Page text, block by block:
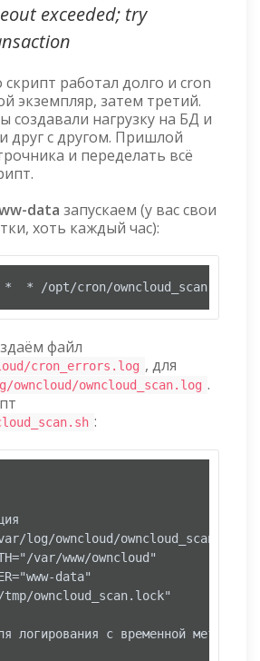
exceeded; try
скрипт работал долго и cron
экземпляр, затем третий.
создавали нагрузку на БД и
друг с другом. Пришлой
и переделать всё
data запускаем (у вас свои
хоть каждый час):
* /opt/cron/owncloud_scan.sh 2>/
файл
cron_errors.log , для
owncloud/owncloud_scan.log .
:
var/log/owncloud/owncloud_scan.log"
var/www/owncloud"
data"
tmp/owncloud_scan.lock"
логирования с временной меткой